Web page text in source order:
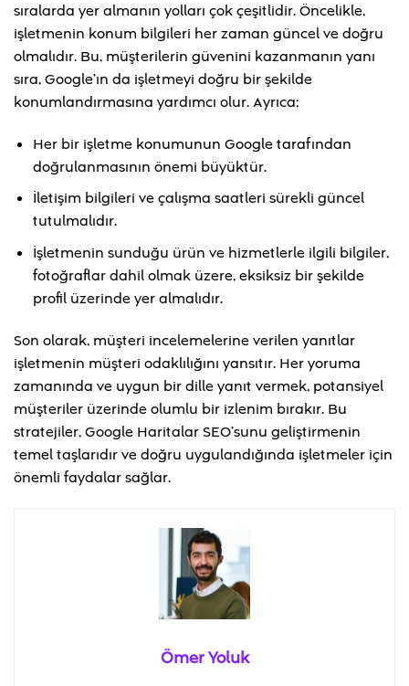
sıralarda yer almanın yolları çok çeşitlidir. Öncelikle,
işletmenin konum bilgileri her zaman güncel ve doğru
olmalıdır. Bu, müşterilerin güvenini kazanmanın yanı
sıra, Google’ın da işletmeyi doğru bir şekilde
konumlandırmasına yardımcı olur. Ayrıca;
Her bir işletme konumunun Google tarafından
doğrulanmasının önemi büyüktür.
İletişim bilgileri ve çalışma saatleri sürekli güncel
tutulmalıdır.
İşletmenin sunduğu ürün ve hizmetlerle ilgili bilgiler,
fotoğraflar dahil olmak üzere, eksiksiz bir şekilde
profil üzerinde yer almalıdır.
Son olarak, müşteri incelemelerine verilen yanıtlar
işletmenin müşteri odaklılığını yansıtır. Her yoruma
zamanında ve uygun bir dille yanıt vermek, potansiyel
müşteriler üzerinde olumlu bir izlenim bırakır. Bu
stratejiler, Google Haritalar SEO’sunu geliştirmenin
temel taşlarıdır ve doğru uygulandığında işletmeler için
önemli faydalar sağlar.
Ömer Yoluk